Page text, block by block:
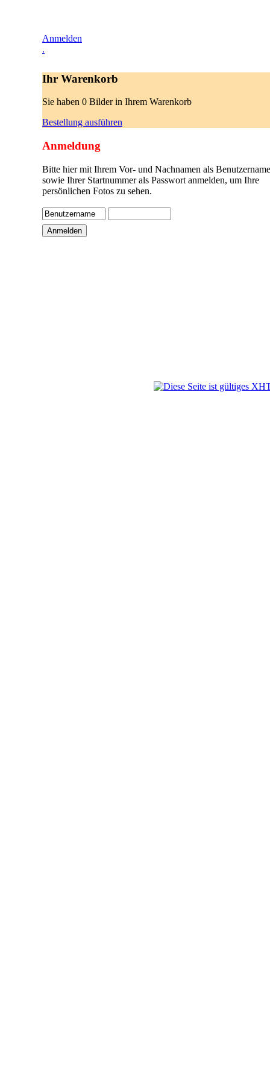
Anmelden
.
Ihr Warenkorb
Sie haben 0 Bilder in Ihrem Warenkorb
Bestellung ausführen
Anmeldung
Bitte hier mit Ihrem Vor- und Nachnamen als
sowie Ihrer Startnummer als Passwort anmelden, um Ihre
persönlichen Fotos zu sehen.